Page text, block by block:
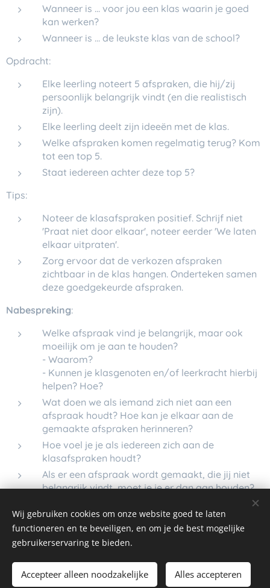
Wanneer is ... voor jou een klas waarin je goed
kan werken?
Wanneer is ... de leukste klas van de school?
Opdracht:
Elke leerling noteert 5 afspraken, die hij/zij
persoonlijk belangrijk vindt (en die realistisch
zijn).
Elke leerling deelt zijn ideeën met de klas.
Welke afspraken komen regelmatig terug? Kom
tot een top 5.
Staat iedereen achter deze top 5?
Tips:
Noteer de klasafspraken positief. Schrijf niet
'Praat niet door elkaar', noteer eerder 'We laten
elkaar uitpraten'.
Zorg ervoor dat de verkozen afspraken
zichtbaar in de klas hangen. Onderteken samen
deze goedgekeurde afspraken.
Nabespreking:
Welke afspraak vind je belangrijk, maar ook
moeilijk om je aan te houden?
- Waarom?
- Kunnen je klasgenoten en/of leerkracht hierbij
helpen? Hoe?
Wat doen we als iemand zich niet aan een
afspraak houdt? Hoe kan je elkaar aan de
gemaakte afspraken herinneren?
Hoe voel je je als iedereen zich aan de
klasafspraken houdt?
Als er een afspraak wordt gemaakt, die jij niet
belangrijk vindt, moet je je er dan aan houden?
© 2026 Alle rechten voorbehouden
Cookies
Wij gebruiken cookies om onze website goed te laten
functioneren en te beveiligen, en om je de best mogelijke
gebruikerservaring te bieden.
Accepteer alleen noodzakelijke Alles accepteren